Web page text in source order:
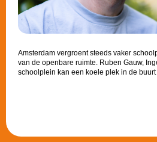
Amsterdam vergroent steeds vaker
van de openbare ruimte. Ruben Gauw,
schoolplein kan een koele plek in de buurt